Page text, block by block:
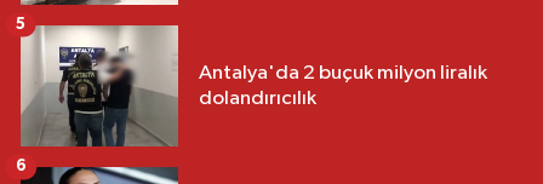
Antalya'da 2 buçuk milyon liralık
dolandırıcılık
5
6